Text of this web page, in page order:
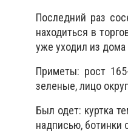
Последний раз
находиться в
уже уходил из
Приметы: рост
зеленые, лицо
Был одет: куртка
надписью, ботинки